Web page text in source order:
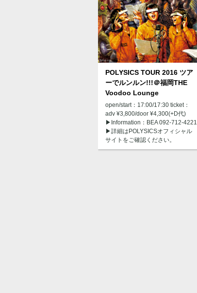
POLYSICS TOUR 2016 ツア
ーでルンルン!!!＠福岡THE
Voodoo Lounge
open/start：17:00/17:30 ticket：
adv ¥3,800/door ¥4,300(+D代)
▶︎Information：BEA 092-712-4221
▶︎詳細はPOLYSICSオフィシャル
サイトをご確認ください。